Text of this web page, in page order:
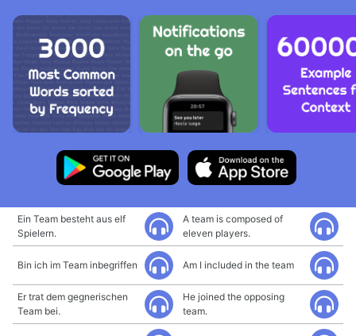
Ein Team besteht aus elf
Spielern.
A team is composed of
eleven players.
Bin ich im Team inbegriffen Am I included in the team
Er trat dem gegnerischen
Team bei.
He joined the opposing
team.